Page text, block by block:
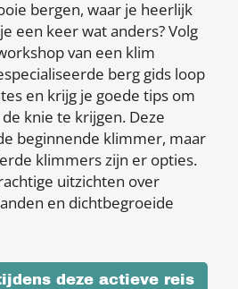
bergen, waar je heerlijk
een keer wat anders? Volg
van een klim
berg gids loop
en krijg je goede tips om
knie te krijgen. Deze
beginnende klimmer, maar
klimmers zijn er opties.
uitzichten over
en dichtbegroeide
deze actieve reis